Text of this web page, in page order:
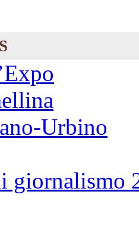
Urbino
giornalismo